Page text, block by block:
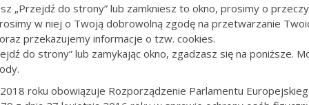
„Przejdź do strony” lub zamkniesz to okno, prosimy o
w niej o Twoją dobrowolną zgodę na przetwarzanie
przekazujemy informacje o tzw. cookies.
do strony” lub zamykając okno, zgadzasz się na poniższe.
roku obowiązuje Rozporządzenie Parlamentu